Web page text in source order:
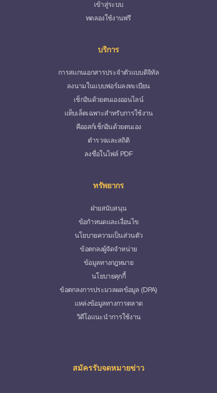
เข้าสู่ระบบ
ทดลองใช้งานฟรี
บริการ
การสแกนเอกสารประจำตัวแบบดิจิทัล
ลงนามในแบบฟอร์มลงทะเบียน
เช็กอินด้วยตนเองออนไลน์
แท็บเล็ตเฉพาะสำหรับการใช้งาน
คีออสก์เช็กอินด้วยตนเอง
ตำรวจและสถิติ
ลงชื่อในไฟล์ PDF
ทรัพยากร
ฝ่ายสนับสนุน
ข้อกำหนดและเงื่อนไข
นโยบายความเป็นส่วนตัว
ข้อตกลงผู้จัดจำหน่าย
ข้อมูลทางกฎหมาย
นโยบายคุกกี้
ข้อตกลงการประมวลผลข้อมูล (DPA)
แหล่งข้อมูลทางการตลาด
วิดีโอแนะนำการใช้งาน
สมัครรับจดหมายข่าว